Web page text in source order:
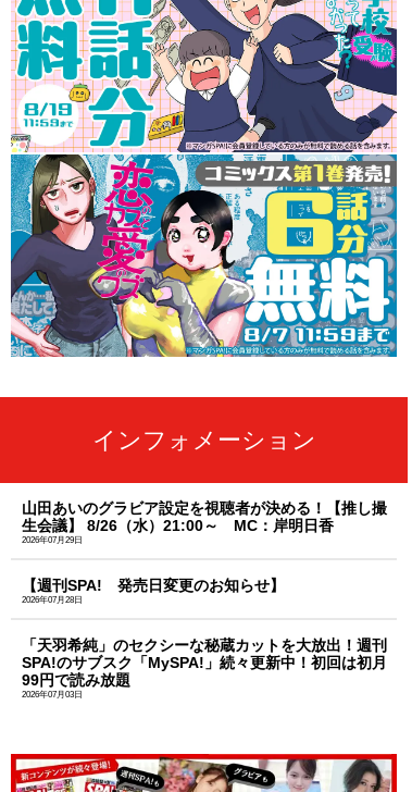
インフォメーション
山田あいのグラビア設定を視聴者が決める！【推し撮
生会議】 8/26（水）21:00～ MC：岸明日香
2026年07月29日
【週刊SPA! 発売日変更のお知らせ】
2026年07月28日
「天羽希純」のセクシーな秘蔵カットを大放出！週刊
SPA!のサブスク「MySPA!」続々更新中！初回は初月
99円で読み放題
2026年07月03日